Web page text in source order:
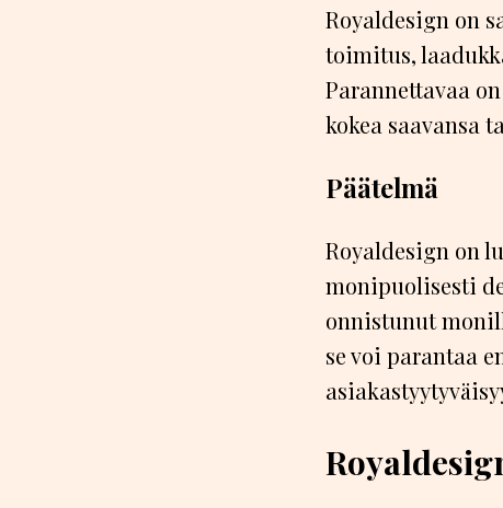
Royaldesign on
toimitus,
Parannettavaa
kokea saavansa
Päätelmä
Royaldesign on
monipuolisesti
onnistunut
se voi parantaa